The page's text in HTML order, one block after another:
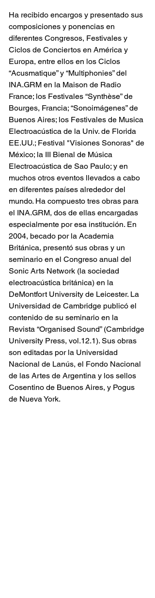
Ha recibido encargos y presentado sus
composiciones y ponencias en
diferentes Congresos, Festivales y
Ciclos de Conciertos en América y
Europa, entre ellos en los Ciclos
“Acusmatique” y “Multiphonies” del
INA.GRM en la Maison de Radio
France; los Festivales “Synthèse” de
Bourges, Francia; “Sonoimágenes” de
Buenos Aires; los Festivales de Musica
Electroacústica de la Univ. de Florida
EE.UU.; Festival "Visiones Sonoras" de
México; la III Bienal de Música
Electroacústica de Sao Paulo; y en
muchos otros eventos llevados a cabo
en diferentes países alrededor del
mundo. Ha compuesto tres obras para
el INA.GRM, dos de ellas encargadas
especialmente por esa institución. En
2004, becado por la Academia
Británica, presentó sus obras y un
seminario en el Congreso anual del
Sonic Arts Network (la sociedad
electroacústica británica) en la
DeMontfort University de Leicester. La
Universidad de Cambridge publicó el
contenido de su seminario en la
Revista “Organised Sound” (Cambridge
University Press, vol.12.1). Sus obras
son editadas por la Universidad
Nacional de Lanús, el Fondo Nacional
de las Artes de Argentina y los sellos
Cosentino de Buenos Aires, y Pogus
de Nueva York.